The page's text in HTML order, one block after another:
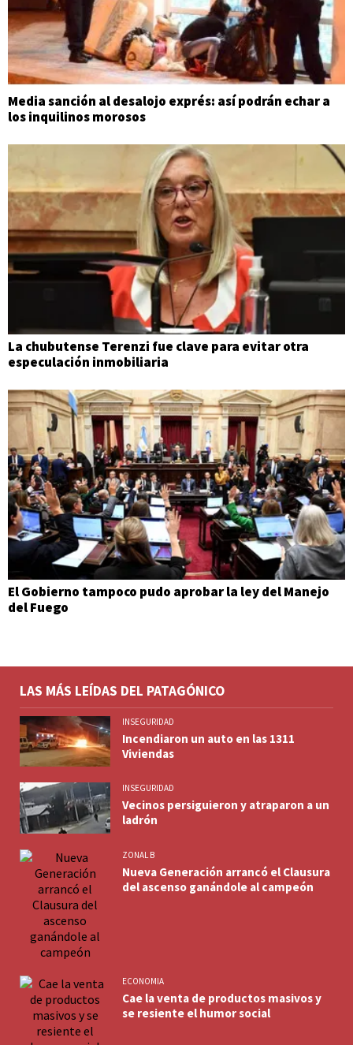
Media sanción al desalojo exprés: así podrán echar a
los inquilinos morosos
La chubutense Terenzi fue clave para evitar otra
especulación inmobiliaria
El Gobierno tampoco pudo aprobar la ley del Manejo
del Fuego
LAS MÁS LEÍDAS DEL PATAGÓNICO
INSEGURIDAD
Incendiaron un auto en las 1311
Viviendas
INSEGURIDAD
Vecinos persiguieron y atraparon a un
ladrón
ZONAL B
Nueva Generación arrancó el Clausura
del ascenso ganándole al campeón
ECONOMIA
Cae la venta de productos masivos y
se resiente el humor social